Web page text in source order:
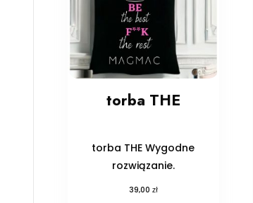
torba THE
torba THE Wygodne
rozwiązanie.
39,00 zł